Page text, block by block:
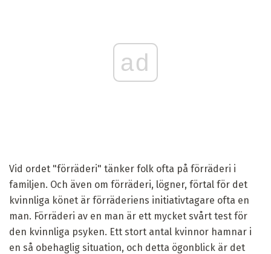
ad
Vid ordet "förräderi" tänker folk ofta på förräderi i
familjen. Och även om förräderi, lögner, förtal för det
kvinnliga könet är förräderiens initiativtagare ofta en
man. Förräderi av en man är ett mycket svårt test för
den kvinnliga psyken. Ett stort antal kvinnor hamnar i
en så obehaglig situation, och detta ögonblick är det